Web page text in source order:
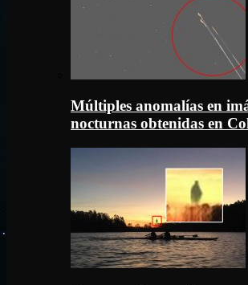
Múltiples anomalías en
nocturnas obtenidas en